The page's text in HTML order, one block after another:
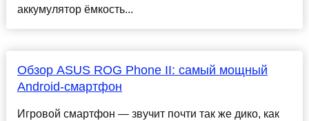
аккумулятор ёмкость...
Обзор ASUS ROG Phone II: самый мощный
Android-смартфон
Игровой смартфон — звучит почти так же дико, как